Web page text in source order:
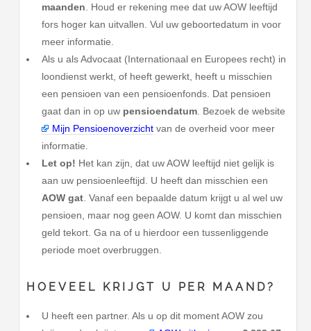
maanden . Houd er rekening mee dat uw AOW leeftijd
fors hoger kan uitvallen. Vul uw geboortedatum in voor
meer informatie.
Als u als Advocaat (Internationaal en Europees recht) in
loondienst werkt, of heeft gewerkt, heeft u misschien
een pensioen van een pensioenfonds. Dat pensioen
gaat dan in op uw pensioendatum. Bezoek de website
Mijn Pensioenoverzichtvan de overheid voor meer
informatie.
Let op! Het kan zijn, dat uw AOW leeftijd niet gelijk is
aan uw pensioenleeftijd. U heeft dan misschien een
AOW gat. Vanaf een bepaalde datum krijgt u al wel uw
pensioen, maar nog geen AOW. U komt dan misschien
geld tekort. Ga na of u hierdoor een tussenliggende
periode moet overbruggen.
HOEVEEL KRIJGT U PER MAAND?
U heeft een partner. Als u op dit moment AOW zou